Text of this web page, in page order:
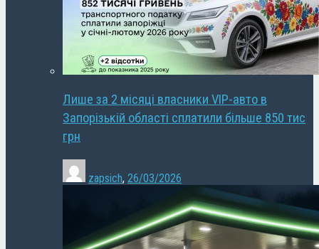
Лише за 2 місяці власники VIP-авто в
Запорізькій області сплатили більше 850 тис
грн
zapsich, 26/03/2026